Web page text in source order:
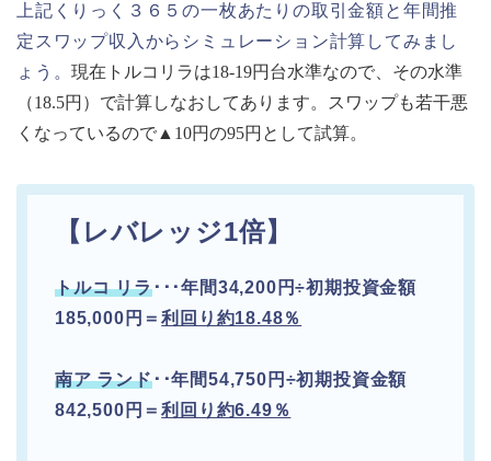
上記くりっく３６５の一枚あたりの取引金額と年間推
定スワップ収入からシミュレーション計算してみまし
ょう。現在トルコリラは18-19円台水準なので、その水準
（18.5円）で計算しなおしてあります。スワップも若干悪
くなっているので▲10円の95円として試算。
【レバレッジ1倍】
トルコリラ･･･年間34,200円÷初期投資金額
185,000円＝利回り約18.48％
南ア ランド･･年間54,750円÷初期投資金額
842,500円＝利回り約6.49％